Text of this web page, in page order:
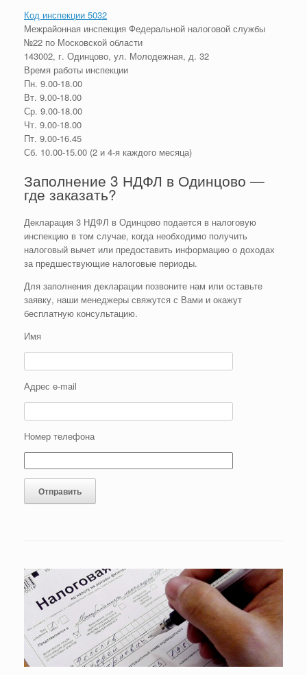
Код инспекции 5032
Межрайонная инспекция Федеральной налоговой службы
№22 по Московской области
143002, г. Одинцово, ул. Молодежная, д. 32
Время работы инспекции
Пн. 9.00-18.00
Вт. 9.00-18.00
Ср. 9.00-18.00
Чт. 9.00-18.00
Пт. 9.00-16.45
Сб. 10.00-15.00 (2 и 4-я каждого месяца)
Заполнение 3 НДФЛ в Одинцово —
где заказать?
Декларация 3 НДФЛ в Одинцово подается в налоговую
инспекцию в том случае, когда необходимо получить
налоговый вычет или предоставить информацию о доходах
за предшествующие налоговые периоды.
Для заполнения декларации позвоните нам или оставьте
заявку, наши менеджеры свяжутся с Вами и окажут
бесплатную консультацию.
Имя
Адрес e-mail
Номер телефона